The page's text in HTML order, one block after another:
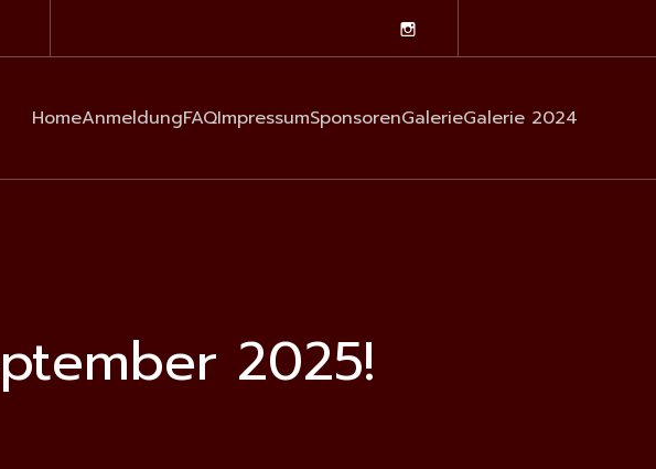
HomeAnmeldungFAQImpressumSponsorenGalerieGalerie 2024
2025!